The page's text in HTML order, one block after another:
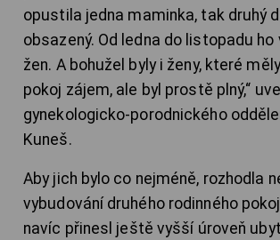
opustila jedna maminka, tak druhý
obsazený. Od ledna do listopadu ho
žen. A bohužel byly i ženy, které
pokoj zájem, ale byl prostě plný,“
gynekologicko-porodnického
Kuneš.
Aby jich bylo co nejméně, rozhodla
vybudování druhého rodinného
navíc přinesl ještě vyšší úroveň